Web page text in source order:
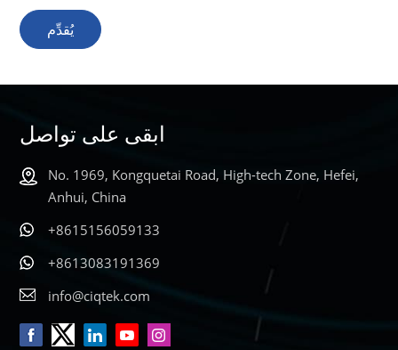
يُقدِّم
ابقى على تواصل
No. 1969, Kongquetai Road, High-tech Zone, Hefei,
Anhui, China
+8615156059133
+8613083191369
info@ciqtek.com